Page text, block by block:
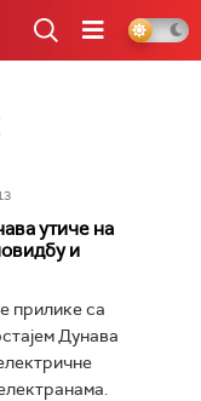
утиче на
и
прилике са
Дунава